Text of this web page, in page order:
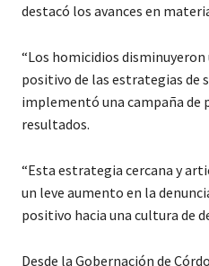
destacó los avances en
“Los homicidios
positivo de las estrategias de
implementó una campaña de
resultados.
“Esta estrategia cercana y
un leve aumento en la
positivo hacia una cultura de
Desde la Gobernación de